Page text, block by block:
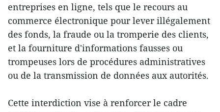
entreprises en ligne, tels que le recours au
commerce électronique pour lever illégalement
des fonds, la fraude ou la tromperie des clients,
et la fourniture d'informations fausses ou
trompeuses lors de procédures administratives
ou de la transmission de données aux autorités.
Cette interdiction vise à renforcer le cadre